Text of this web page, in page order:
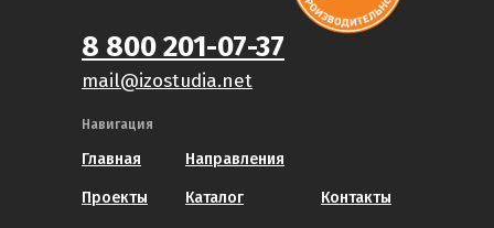
Главная
Навигация
Направления
Каталог Контакты
8 800 201-07-37
Проекты
mail@izostudia.net